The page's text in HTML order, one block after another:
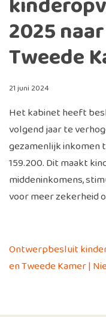
2025
Tweede
21 juni 2024
Het kabinet heeft
volgend jaar te
gezamenlijk inkomen
159.200. Dit maakt
middeninkomens,
voor meer zekerheid
Ontwerpbesluit
en Tweede Kamer |